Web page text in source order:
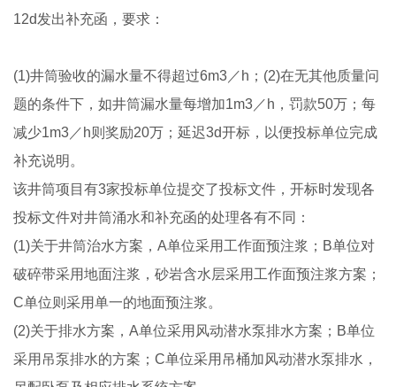
12d发出补充函，要求：
(1)井筒验收的漏水量不得超过6m3／h；(2)在无其他质量问
题的条件下，如井筒漏水量每增加1m3／h，罚款50万；每
减少1m3／h则奖励20万；延迟3d开标，以便投标单位完成
补充说明。
该井筒项目有3家投标单位提交了投标文件，开标时发现各
投标文件对井筒涌水和补充函的处理各有不同：
(1)关于井筒治水方案，A单位采用工作面预注浆；B单位对
破碎带采用地面注浆，砂岩含水层采用工作面预注浆方案；
C单位则采用单一的地面预注浆。
(2)关于排水方案，A单位采用风动潜水泵排水方案；B单位
采用吊泵排水的方案；C单位采用吊桶加风动潜水泵排水，